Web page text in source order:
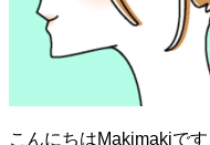
こんにちはMakimakiです